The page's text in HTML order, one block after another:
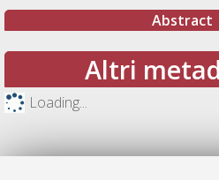
Abstract
Altri
Loading...